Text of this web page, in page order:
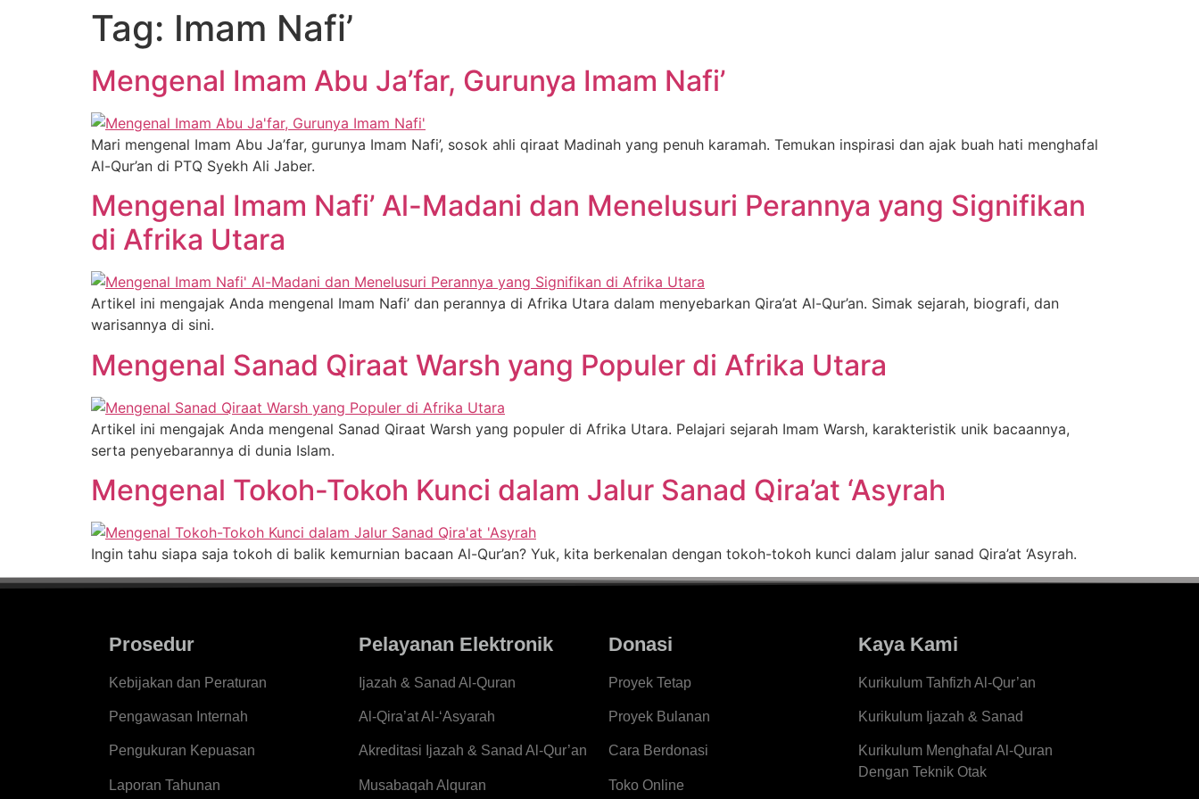
Tag: Imam Nafi’
Mengenal Imam Abu Ja’far, Gurunya Imam Nafi’
Mari mengenal Imam Abu Ja’far, gurunya Imam Nafi’, sosok ahli qiraat Madinah yang penuh karamah. Temukan inspirasi dan ajak buah hati menghafal
Al-Qur’an di PTQ Syekh Ali Jaber.
Mengenal Imam Nafi’ Al-Madani dan Menelusuri Perannya yang Signifikan
di Afrika Utara
Artikel ini mengajak Anda mengenal Imam Nafi’ dan perannya di Afrika Utara dalam menyebarkan Qira’at Al-Qur’an. Simak sejarah, biografi, dan
warisannya di sini.
Mengenal Sanad Qiraat Warsh yang Populer di Afrika Utara
Artikel ini mengajak Anda mengenal Sanad Qiraat Warsh yang populer di Afrika Utara. Pelajari sejarah Imam Warsh, karakteristik unik bacaannya,
serta penyebarannya di dunia Islam.
Mengenal Tokoh-Tokoh Kunci dalam Jalur Sanad Qira’at ‘Asyrah
Ingin tahu siapa saja tokoh di balik kemurnian bacaan Al-Qur’an? Yuk, kita berkenalan dengan tokoh-tokoh kunci dalam jalur sanad Qira’at ‘Asyrah.
Prosedur
Kebijakan dan Peraturan
Pengawasan Internah
Pengukuran Kepuasan
Laporan Tahunan
Pelayanan Elektronik
Ijazah & Sanad Al-Quran
Al-Qira’at Al-‘Asyarah
Akreditasi Ijazah & Sanad Al-Qur’an
Musabaqah Alquran
Donasi
Proyek Tetap
Proyek Bulanan
Cara Berdonasi
Toko Online
Kaya Kami
Kurikulum Tahfizh Al-Qur’an
Kurikulum Ijazah & Sanad
Kurikulum Menghafal Al-Quran
Dengan Teknik Otak